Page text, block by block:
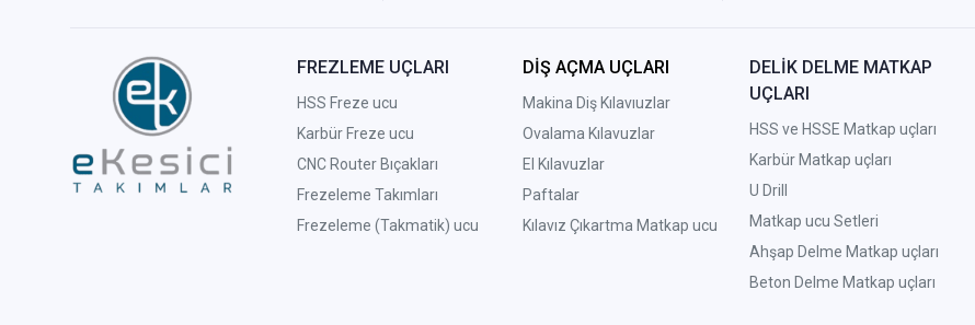
FREZLEME UÇLARI
HSS Freze ucu
Karbür Freze ucu
CNC Router Bıçakları
Frezeleme Takımları
Frezeleme (Takmatik) ucu
DİŞ AÇMA UÇLARI
Makina Diş Kılavıuzlar
Ovalama Kılavuzlar
El Kılavuzlar
Paftalar
Kılavız Çıkartma Matkap ucu
DELİK DELME MATKAP
UÇLARI
HSS ve HSSE Matkap uçları
Karbür Matkap uçları
U Drill
Matkap ucu Setleri
Ahşap Delme Matkap uçları
Beton Delme Matkap uçları